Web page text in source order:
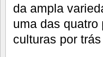
da ampla
uma das
culturas por